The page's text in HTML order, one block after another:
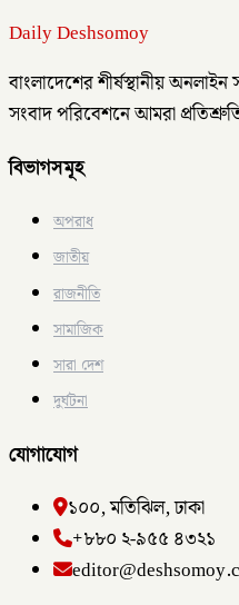
Daily Deshsomoy
বাংলাদেশের শীর্ষস্থানীয়
সংবাদ পরিবেশনে আমরা
বিভাগসমূহ
অপরাধ
জাতীয়
রাজনীতি
সামাজিক
সারা দেশ
দুর্ঘটনা
যোগাযোগ
১০০, মতিঝিল, ঢাকা
+৮৮০ ২-৯৫৫ ৪৩২১